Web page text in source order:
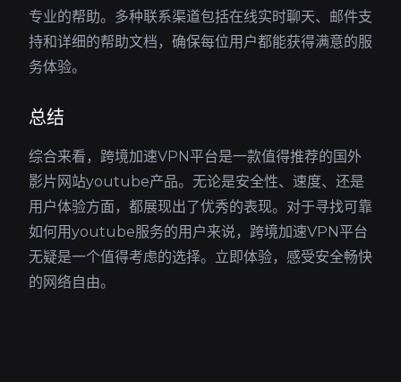
专业的帮助。多种联系渠道包括在线实时聊天、邮件支
持和详细的帮助文档，确保每位用户都能获得满意的服
务体验。
总结
综合来看，跨境加速VPN平台是一款值得推荐的国外
影片网站youtube产品。无论是安全性、速度、还是
用户体验方面，都展现出了优秀的表现。对于寻找可靠
如何用youtube服务的用户来说，跨境加速VPN平台
无疑是一个值得考虑的选择。立即体验，感受安全畅快
的网络自由。